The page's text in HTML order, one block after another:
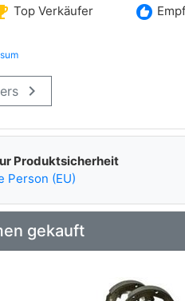
Art.-Nr.:
Art.-Nr.:
Art.-Nr.:
Top Verkäufer recommend
keyboard_arrow_right
Produktsicherheit
Person (EU)
gekauft